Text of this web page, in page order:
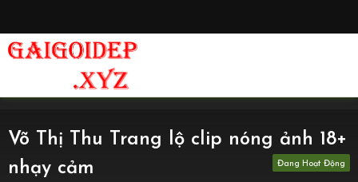
Võ Thị Thu Trang lộ clip nóng ảnh 18+
nhạy cảm